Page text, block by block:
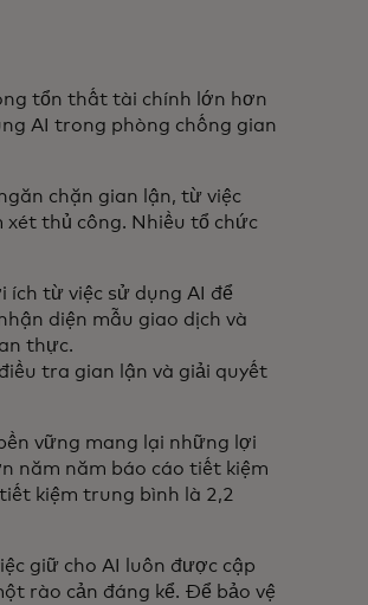
tổn thất tài chính lớn hơn
AI trong phòng chống gian
chặn gian lận, từ việc
xét thủ công. Nhiều tổ chức
từ việc sử dụng AI để
diện mẫu giao dịch và
thực.
tra gian lận và giải quyết
vững mang lại những lợi
năm năm báo cáo tiết kiệm
kiệm trung bình là 2,2
giữ cho AI luôn được cập
rào cản đáng kể. Để bảo vệ